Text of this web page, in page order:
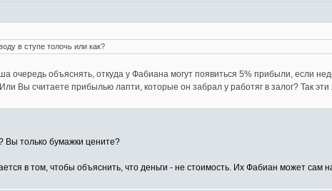
в ступе толочь или как?
очередь объяснять, откуда у Фабиана могут появиться 5% прибыли, если
Вы считаете прибылью лапти, которые он забрал у работяг в залог? Так
Вы только бумажки цените?
в том, чтобы объяснить, что деньги - не стоимость. Их Фабиан может сам